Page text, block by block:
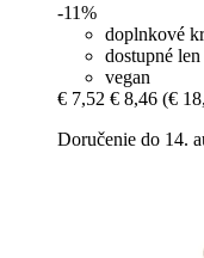
-11%
doplnkové
dostupné
vegan
€ 7,52 € 8,46 (€
Doručenie do 14.